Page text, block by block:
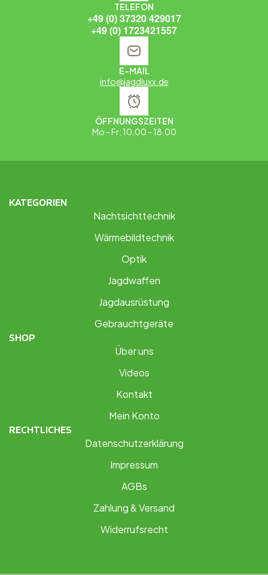
TELEFON
+49 (0) 37320 429017
+49 (0) 1723421557
E-MAIL
info@jagdluxx.de
ÖFFNUNGSZEITEN
Mo - Fr: 10.00 - 18.00
KATEGORIEN
Nachtsichttechnik
Wärmebildtechnik
Optik
Jagdwaffen
Jagdausrüstung
Gebrauchtgeräte
SHOP
Über uns
Videos
Kontakt
Mein Konto
RECHTLICHES
Datenschutzerklärung
Impressum
AGBs
Zahlung & Versand
Widerrufsrecht